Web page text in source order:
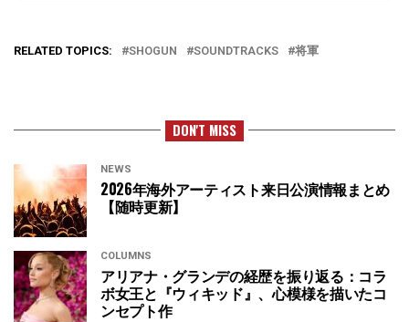
RELATED TOPICS: SHOGUN SOUNDTRACKS 将軍
DON'T MISS
NEWS
2026年海外アーティスト来日公演情報まとめ
【随時更新】
COLUMNS
アリアナ・グランデの経歴を振り返る：コラ
ボ女王と『ウィキッド』、心模様を描いたコ
ンセプト作